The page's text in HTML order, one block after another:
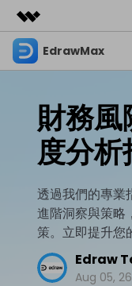
精選產品
實用工具
解決方案
關於我們
新聞中心
EdrawMax
圖表
商業用途
流程圖
技術用途
設計用途
資源
資源範本
EdrawMax
支援
教程
商業
財務風
度分析
透過我們的專業
進階洞察與策略
策。立即提升您
Edraw
Aug 05, 26